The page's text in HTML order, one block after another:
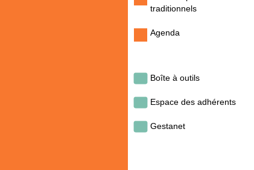
traditionnels
Agenda
Boîte à outils
Espace des adhérents
Gestanet